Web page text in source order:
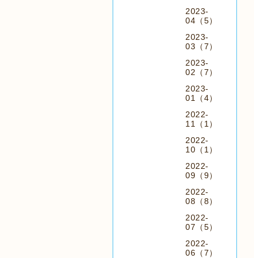
2023-
04（5）
2023-
03（7）
2023-
02（7）
2023-
01（4）
2022-
11（1）
2022-
10（1）
2022-
09（9）
2022-
08（8）
2022-
07（5）
2022-
06（7）